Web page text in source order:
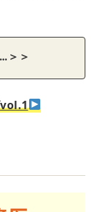
＞＞
vol.1